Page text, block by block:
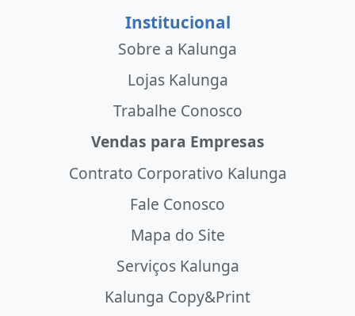
Institucional
Sobre a Kalunga
Lojas Kalunga
Trabalhe Conosco
Vendas para Empresas
Contrato Corporativo Kalunga
Fale Conosco
Mapa do Site
Serviços Kalunga
Kalunga Copy&Print